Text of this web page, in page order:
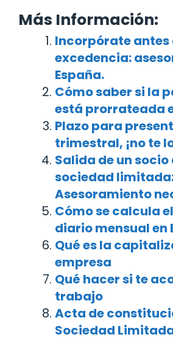
Más Información:
Incorpórate antes
excedencia:
España.
Cómo saber si la
está prorrateada
Plazo para
trimestral, ¡no te
Salida de un socio
sociedad
Asesoramiento
Cómo se calcula
diario mensual en
Qué es la
empresa
Qué hacer si te
trabajo
Acta de
Sociedad